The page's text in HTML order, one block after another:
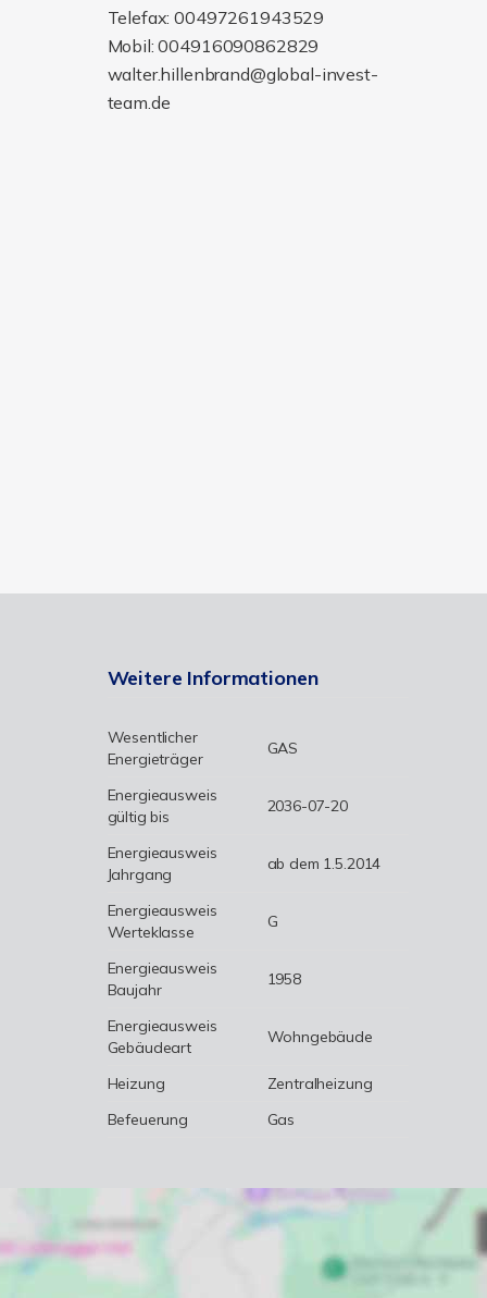
Telefax: 00497261943529
Mobil: 004916090862829
walter.hillenbrand@global-invest-
team.de
Weitere Informationen
Wesentlicher
Energieträger
GAS
Energieausweis
gültig bis
2036-07-20
Energieausweis
Jahrgang
ab dem 1.5.2014
Energieausweis
Werteklasse
G
Energieausweis
Baujahr
1958
Energieausweis
Gebäudeart
Wohngebäude
Heizung
Zentralheizung
Befeuerung
Gas